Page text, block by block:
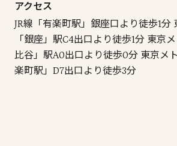
アクセス
JR線「有楽町駅」銀座口より徒歩1分
「銀座」駅C4出口より徒歩1分 東京
比谷」駅A0出口より徒歩0分 東京メ
楽町駅」D7出口より徒歩3分